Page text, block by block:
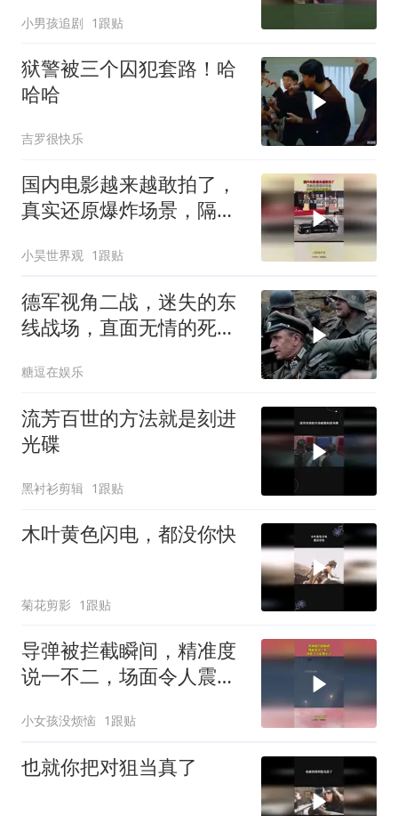
小男孩追剧 1跟贴
狱警被三个囚犯套路！哈
哈哈
吉罗很快乐
国内电影越来越敢拍了，
真实还原爆炸场景，隔着
小昊世界观 1跟贴
德军视角二战，迷失的东
线战场，直面无情的死亡
糖逗在娱乐
流芳百世的方法就是刻进
光碟
黑衬衫剪辑 1跟贴
木叶黄色闪电，都没你快
菊花剪影 1跟贴
导弹被拦截瞬间，精准度
说一不二，场面令人震撼
小女孩没烦恼 1跟贴
也就你把对狙当真了